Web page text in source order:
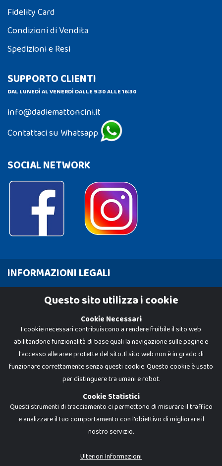
Fidelity Card
Condizioni di Vendita
Spedizioni e Resi
SUPPORTO CLIENTI
DAL LUNEDÌ AL VENERDÌ DALLE 9:30 ALLE 16:30
info@dadiemattoncini.it
Contattaci su Whatsapp
SOCIAL NETWORK
INFORMAZIONI LEGALI
Cookie Policy
Dadi e Mattoncini è un brand di Giocabene Srl. Ogni riproduzione o utilizzo non
I prezzi e le promozioni pubblicate potrebbero differire da quanto esposto in
Questo sito utilizza i cookie
Cookie Necessari
I cookie necessari contribuiscono a rendere fruibile il sito web
abilitandone funzionalità di base quali la navigazione sulle pagine e
l'accesso alle aree protette del sito. Il sito web non è in grado di
funzionare correttamente senza questi cookie. Questo cookie è usato
per distinguere tra umani e robot.
Cookie Statistici
Questi strumenti di tracciamento ci permettono di misurare il traffico
e analizzare il tuo comportamento con l'obiettivo di migliorare il
nostro servizio.
Ulteriori Informazioni